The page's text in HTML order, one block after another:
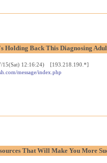
Holding Back This Diagnosing
15(Sat) 12:16:24) [193.218.190.*]
message/index.php
That Will Make You More